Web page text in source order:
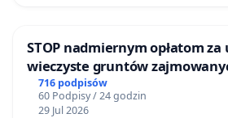
STOP nadmiernym opłatom
wieczyste gruntów
ogrody działkowe.
716 podpisów
60 Podpisy / 24 godzin
29 Jul 2026